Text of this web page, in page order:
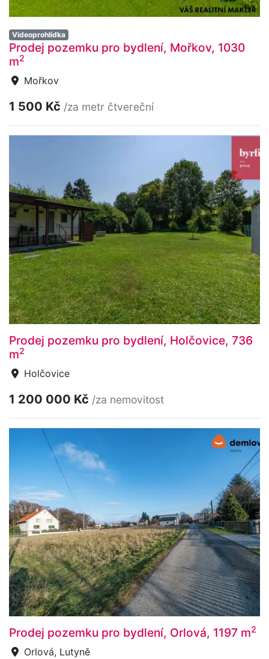
Videoprohlídka
Prodej pozemku pro bydlení, Mořkov, 1030
m2
Mořkov
1 500 Kč /za metr čtvereční
Prodej pozemku pro bydlení, Holčovice, 736
m2
Holčovice
1 200 000 Kč /za nemovitost
Prodej pozemku pro bydlení, Orlová, 1197 m2
Orlová, Lutyně